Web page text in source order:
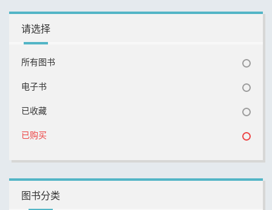
请选择
所有图书
电子书
已收藏
已购买
图书分类